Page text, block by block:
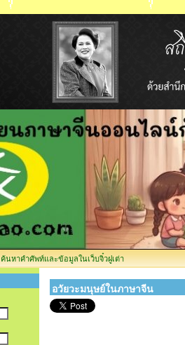
ค้นหาคำศัพท์และข้อมูลในเว็บจิ๋วฝูเต่า
อวัยวะมนุษย์ในภาษาจีน